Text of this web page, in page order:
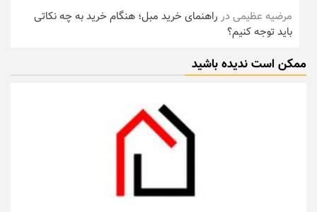
مرضیه عظیمیدر راهنمای خرید مبل؛ هنگام خرید به چه نکاتی
باید توجه کنیم؟
ممکن است ندیده باشید